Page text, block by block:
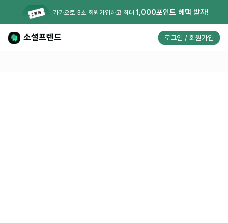
카카오로 3초 회원가입하고 최대1,000포인트 혜택 받자!
소셜프렌드 로그인 / 회원가입